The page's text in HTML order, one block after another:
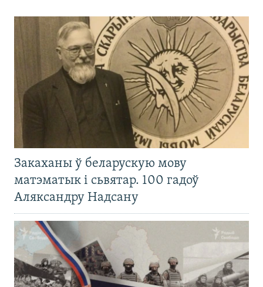
Закаханы ў беларускую мову
матэматык і сьвятар. 100 гадоў
Аляксандру Надсану